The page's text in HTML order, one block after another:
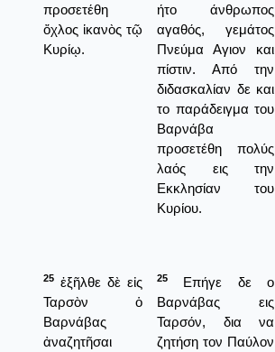
προσετέθη
ὄχλος ἱκανὸς τῷ
Κυρίῳ.
ήτο άνθρωπος
αγαθός, γεμάτος
Πνεύμα Αγιον και
πίστιν. Από την
διδασκαλίαν δε και
το παράδειγμα του
Βαρνάβα
προσετέθη πολύς
λαός εις την
Εκκλησίαν του
Κυρίου.
25 ἐξῆλθε δὲ εἰς
Ταρσὸν ὁ
Βαρνάβας
ἀναζητῆσαι
25
Επήγε δε ο
Βαρνάβας εις
Ταρσόν, δια να
ζητήση τον Παύλον